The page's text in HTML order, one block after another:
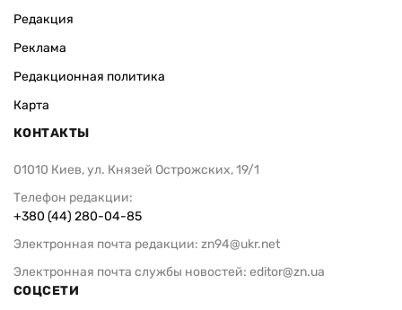
Редакция
Реклама
Редакционная политика
Карта
КОНТАКТЫ
01010 Киев, ул. Князей Острожских, 19/1
Телефон редакции:
+380 (44) 280-04-85
Электронная почта редакции: zn94@ukr.net
Электронная почта службы новостей: editor@zn.ua
СОЦСЕТИ